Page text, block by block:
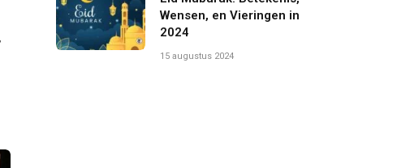
Wensen, en Vieringen in
2024
15 augustus 2024